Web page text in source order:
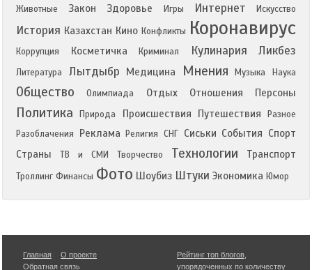
Животные
Закон Здоровье Игры Интернет Искусство
История Казахстан Кино Конфликты Коронавирус
Коррупция Косметичка Криминал Кулинария Ликбез
Литература Лытдыбр Медицина Мнения Музыка Наука
Общество Олимпиада Отдых Отношения Персоны
Политика Природа Происшествия Путешествия
Разное
Разоблачения
Реклама Религия СНГ Сиськи События Спорт
Страны
ТВ и СМИ Творчество Технологии Транспорт
Троллинг Финансы Фото Шоубиз Штуки Экономика Юмор
Главная
О проекте
Обратная связь
Рейтинг топ блогов
упорядоченных по количеству